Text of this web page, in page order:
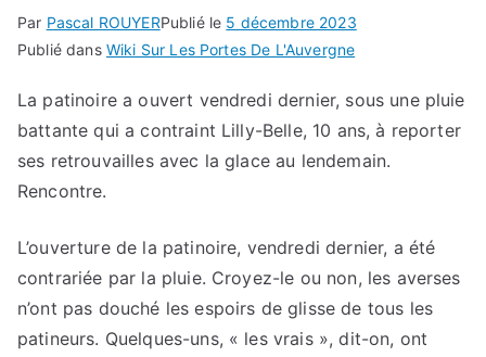
Par Pascal ROUYERPublié le 5 décembre 2023
Publié dans Wiki Sur Les Portes De L'Auvergne
La patinoire a ouvert vendredi dernier, sous une pluie
battante qui a contraint Lilly-Belle, 10 ans, à reporter
ses retrouvailles avec la glace au lendemain.
Rencontre.
L’ouverture de la patinoire, vendredi dernier, a été
contrariée par la pluie. Croyez-le ou non, les averses
n’ont pas douché les espoirs de glisse de tous les
patineurs. Quelques-uns, « les vrais », dit-on, ont